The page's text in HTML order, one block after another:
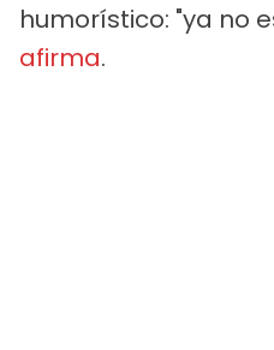
humorístico: "ya no
afirma.